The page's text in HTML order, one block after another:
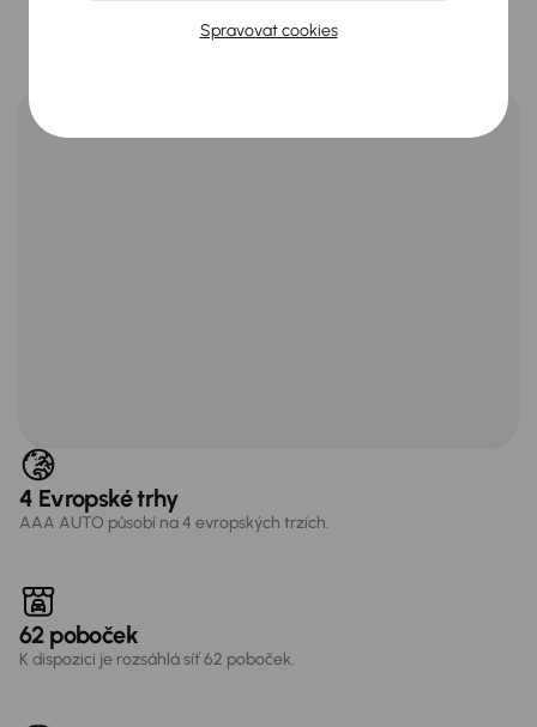
4 Evropské trhy
AAA AUTO působí na 4 evropských trzích.
62 poboček
K dispozici je rozsáhlá síť 62 poboček.
Spravovat cookies